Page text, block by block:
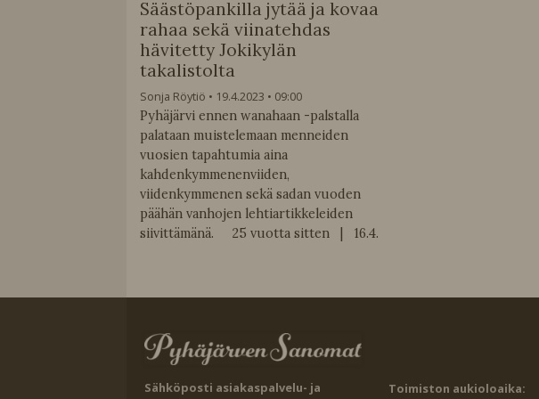
Säästöpankilla jytää ja kovaa
rahaa sekä viinatehdas
hävitetty Jokikylän
takalistolta
Sonja Röytiö 19.4.2023
09:00
Pyhäjärvi ennen wanahaan -palstalla
palataan muistelemaan menneiden
vuosien tapahtumia aina
kahdenkymmenenviiden,
viidenkymmenen sekä sadan vuoden
päähän vanhojen lehtiartikkeleiden
siivittämänä. 25 vuotta sitten | 16.4.
Sähköposti asiakaspalvelu- ja
Toimiston aukioloaika: